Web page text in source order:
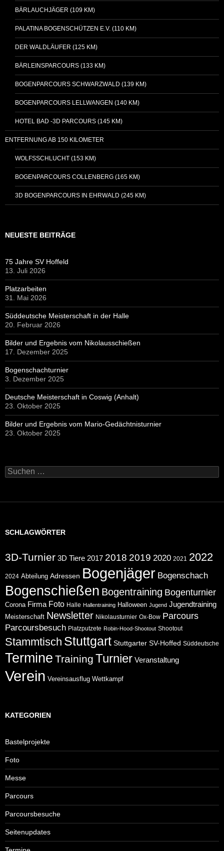
BÄRLAUCHJÄGER (109 KM)
PALATINA BOGENSCHÜTZEN E.V. (110 KM)
DER WALDLÄUFER (125 KM)
BÄRLEINSPARCOURS (133 KM)
BOGENPARCOURS SCHWARZWALD (139 KM)
BOGENPARCOURS LELLWANGEN (140 KM)
HOTEL BAD -3D PARCOURS (145 KM)
ENTFERNUNG AB 150 KILOMETER
WOLFSSCHLUCHT (153 KM)
BOGENPARCOURS COLLENBERG (165 KM)
3D BOGENPARCOURS IN EHRWALD (245 KM)
NEUESTE BEITRÄGE
75 Jahre SV Hoffeld
13. Juli 2026
Platzarbeiten
31. Mai 2026
Süddeutsche Meisterschaft in der Halle
20. Februar 2026
Bilder und Ergebnis vom Nikolausschießen
17. Dezember 2025
Bogenschachturnier
3. Dezember 2025
Deutsche Meisterschaft in Coswig (Anhalt)
23. Oktober 2025
Bilder und Ergebnis vom Mario-Gedächtnisturnier
23. Oktober 2025
Suchen
nach:
SCHLAGWÖRTER
3D-Turnier 3D Tiere 2017 2018 2019 2020 2021 2022
2024 Abteilung Adressen Bogenjäger Bogenschach
Bogenschießen Bogentraining Bogenturnier
Corona Firma Foto Halle Hallentraining Halloween Jugend Jugendtraining
Meisterschaft Newsletter Nikolausturnier Ox-Bow Parcours
Parcoursbesuch Platzputzete Robin-Hood-Shootout Shootout
Stammtisch Stuttgart Stuttgarter SV-Hoffed Süddeutsche
Termine Training Turnier Veranstaltung
Verein Vereinsausflug Wettkampf
KATEGORIEN
Bastelprojekte
Foto
Messe
Parcours
Parcoursbesuche
Seitenupdates